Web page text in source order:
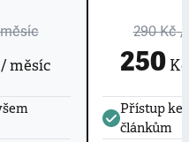
měsíc
290 Kč/
250Kč
Přístup ke
článkům